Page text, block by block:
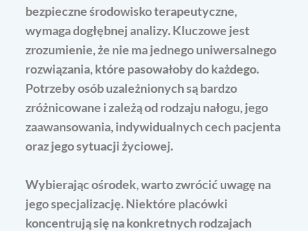
bezpieczne środowisko terapeutyczne,
wymaga dogłębnej analizy. Kluczowe jest
zrozumienie, że nie ma jednego uniwersalnego
rozwiązania, które pasowałoby do każdego.
Potrzeby osób uzależnionych są bardzo
zróżnicowane i zależą od rodzaju nałogu, jego
zaawansowania, indywidualnych cech pacjenta
oraz jego sytuacji życiowej.
Wybierając ośrodek, warto zwrócić uwagę na
jego specjalizację. Niektóre placówki
koncentrują się na konkretnych rodzajach